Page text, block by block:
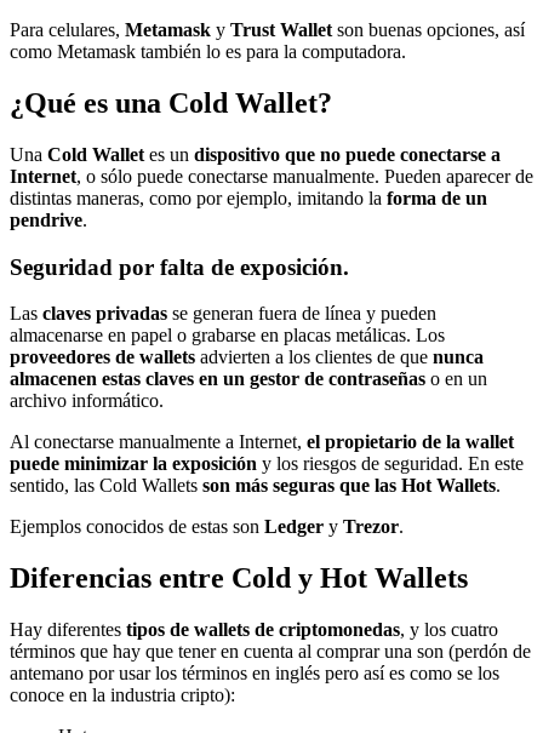
Para celulares, Metamask y Trust Wallet son buenas opciones, así
como Metamask también lo es para la computadora.
¿Qué es una Cold Wallet?
Una Cold Wallet es un dispositivo que no puede conectarse a
Internet, o sólo puede conectarse manualmente. Pueden aparecer de
distintas maneras, como por ejemplo, imitando la forma de un
pendrive.
Seguridad por falta de exposición.
Las claves privadas se generan fuera de línea y pueden
almacenarse en papel o grabarse en placas metálicas. Los
proveedores de wallets advierten a los clientes de que nunca
almacenen estas claves en un gestor de contraseñas o en un
archivo informático.
Al conectarse manualmente a Internet, el propietario de la wallet
puede minimizar la exposición y los riesgos de seguridad. En este
sentido, las Cold Wallets son más seguras que las Hot Wallets.
Ejemplos conocidos de estas son Ledger y Trezor.
Diferencias entre Cold y Hot Wallets
Hay diferentes tipos de wallets de criptomonedas, y los cuatro
términos que hay que tener en cuenta al comprar una son (perdón de
antemano por usar los términos en inglés pero así es como se los
conoce en la industria cripto):